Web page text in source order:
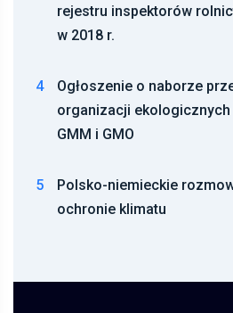
rejestru inspektorów
w 2018 r.
4
Ogłoszenie o naborze
organizacji ekologicznych
GMM i GMO
5
Polsko-niemieckie
ochronie klimatu